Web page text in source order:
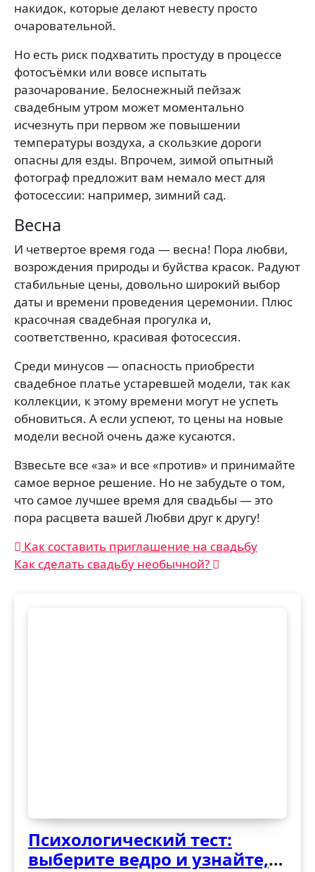
накидок, которые делают невесту просто
очаровательной.
Но есть риск подхватить простуду в процессе
фотосъёмки или вовсе испытать
разочарование. Белоснежный пейзаж
свадебным утром может моментально
исчезнуть при первом же повышении
температуры воздуха, а скользкие дороги
опасны для езды. Впрочем, зимой опытный
фотограф предложит вам немало мест для
фотосессии: например, зимний сад.
Весна
И четвертое время года — весна! Пора любви,
возрождения природы и буйства красок. Радуют
стабильные цены, довольно широкий выбор
даты и времени проведения церемонии. Плюс
красочная свадебная прогулка и,
соответственно, красивая фотосессия.
Среди минусов — опасность приобрести
свадебное платье устаревшей модели, так как
коллекции, к этому времени могут не успеть
обновиться. А если успеют, то цены на новые
модели весной очень даже кусаются.
Взвесьте все «за» и все «против» и принимайте
самое верное решение. Но не забудьте о том,
что самое лучшее время для свадьбы — это
пора расцвета вашей Любви друг к другу!
Навигация
по
Как составить приглашение на свадьбу
Как сделать свадьбу необычной?
Психологический тест:
выберите ведро и узнайте,